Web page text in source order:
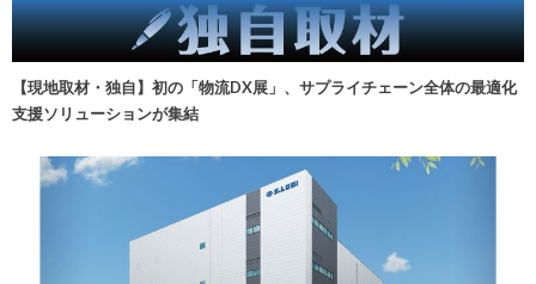
【現地取材・独自】初の「物流DX展」、サプライチェーン全体の最適化
支援ソリューションが集結